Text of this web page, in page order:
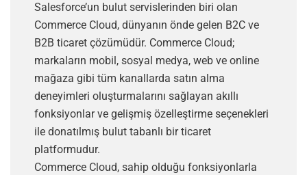
Salesforce’un bulut servislerinden biri olan
Commerce Cloud, dünyanın önde gelen B2C ve
B2B ticaret çözümüdür. Commerce Cloud;
markaların mobil, sosyal medya, web ve online
mağaza gibi tüm kanallarda satın alma
deneyimleri oluşturmalarını sağlayan akıllı
fonksiyonlar ve gelişmiş özelleştirme seçenekleri
ile donatılmış bulut tabanlı bir ticaret
platformudur.
Commerce Cloud, sahip olduğu fonksiyonlarla